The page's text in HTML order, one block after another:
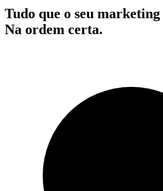
Tudo que o seu
Na ordem certa.